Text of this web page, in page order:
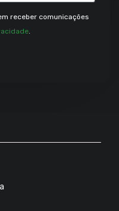
receber comunicações